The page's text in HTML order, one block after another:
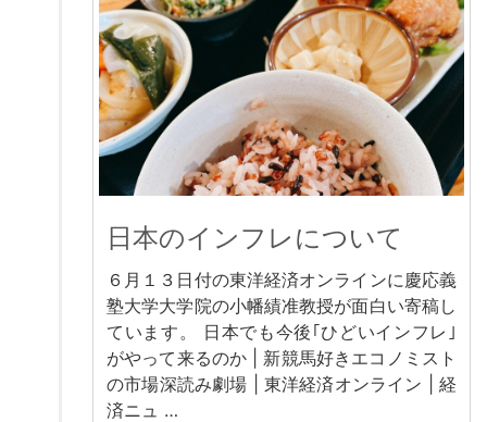
日本のインフレについて
６月１３日付の東洋経済オンラインに慶応義
塾大学大学院の小幡績准教授が面白い寄稿し
ています。 日本でも今後｢ひどいインフレ｣
がやって来るのか | 新競馬好きエコノミスト
の市場深読み劇場 | 東洋経済オンライン | 経
済ニュ …